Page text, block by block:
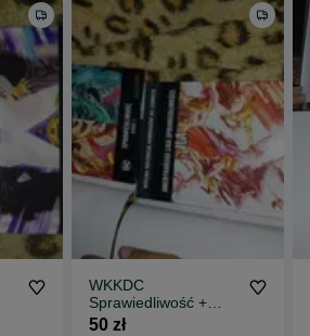
WKKDC
Sprawiedliwość +
obwoluty
50 zł